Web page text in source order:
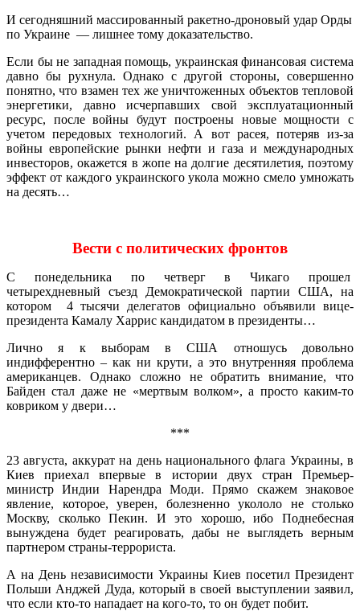
И сегодняшний массированный ракетно-дроновый удар Орды
по Украине — лишнее тому доказательство.
Если бы не западная помощь, украинская финансовая система
давно бы рухнула. Однако с другой стороны, совершенно
понятно, что взамен тех же уничтоженных объектов тепловой
энергетики, давно исчерпавших свой эксплуатационный
ресурс, после войны будут построены новые мощности с
учетом передовых технологий. А вот расея, потеряв из-за
войны европейские рынки нефти и газа и международных
инвесторов, окажется в жопе на долгие десятилетия, поэтому
эффект от каждого украинского укола можно смело умножать
на десять…
Вести с политических фронтов
С понедельника по четверг в Чикаго прошел
четырехдневный съезд Демократической партии США, на
котором 4 тысячи делегатов официально объявили вице-
президента Камалу Харрис кандидатом в президенты…
Лично я к выборам в США отношусь довольно
индифферентно – как ни крути, а это внутренняя проблема
американцев. Однако сложно не обратить внимание, что
Байден стал даже не «мертвым волком», а просто каким-то
ковриком у двери…
***
23 августа, аккурат на день национального флага Украины, в
Киев приехал впервые в истории двух стран Премьер-
министр Индии Нарендра Моди. Прямо скажем знаковое
явление, которое, уверен, болезненно укололо не столько
Москву, сколько Пекин. И это хорошо, ибо Поднебесная
вынуждена будет реагировать, дабы не выглядеть верным
партнером страны-террориста.
А на День независимости Украины Киев посетил Президент
Польши Анджей Дуда, который в своей выступлении заявил,
что если кто-то нападает на кого-то, то он будет побит.